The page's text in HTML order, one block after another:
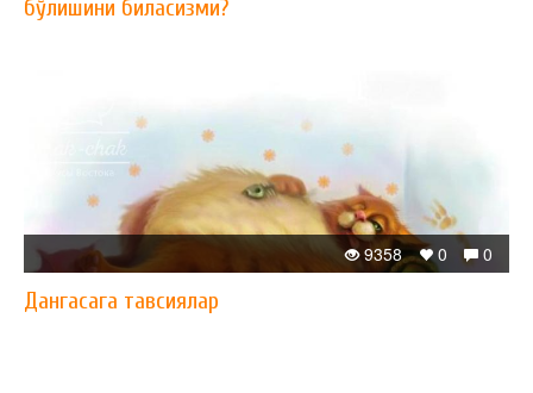
бўлишини биласизми?
0
0
9358
Дангасага тавсиялар